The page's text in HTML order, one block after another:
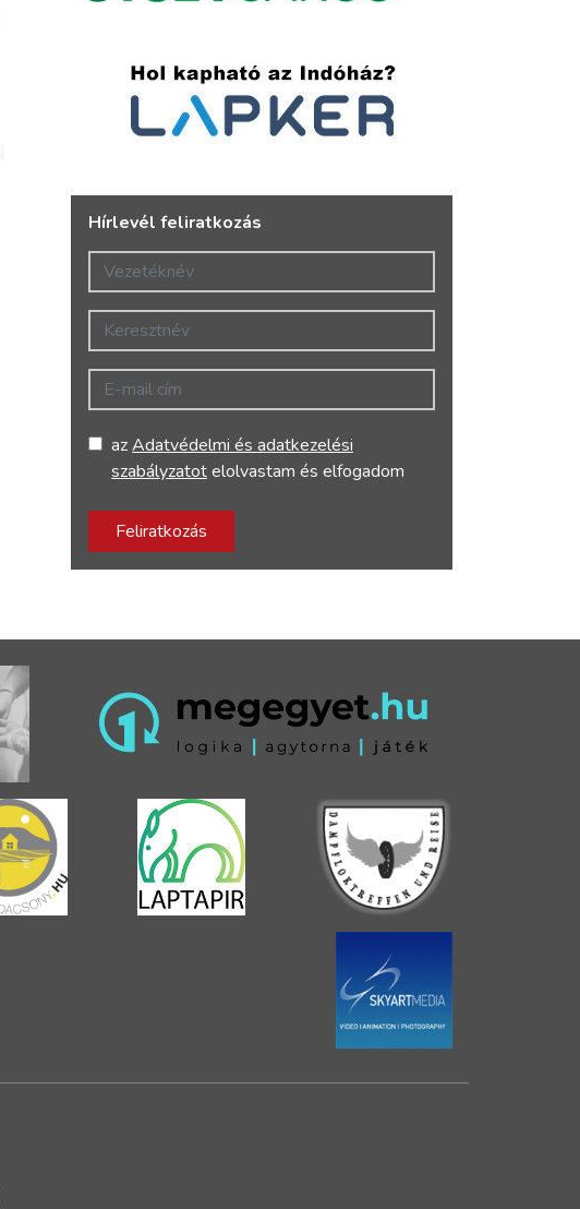
Hírlevél feliratkozás
Vezetéknév
Keresztnév
E-mail cím
azAdatvédelmi és adatkezelési
szabályzatotelolvastam és elfogadom
Feliratkozás